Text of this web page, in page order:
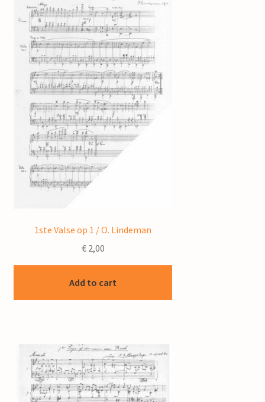
1ste Valse op 1 / O. Lindeman
€2,00
Add to cart